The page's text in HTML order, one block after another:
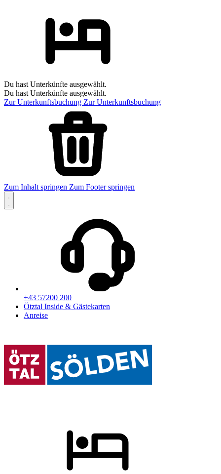
Du hast Unterkünfte ausgewählt.
Du hast Unterkünfte ausgewählt.
Zur Unterkunftsbuchung Zur Unterkunftsbuchung
Zum Inhalt springen Zum Footer springen
+43 57200 200
Ötztal Inside & Gästekarten
Anreise